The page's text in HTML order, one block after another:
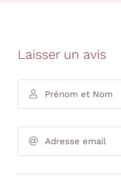
Laisser un avis
 Prénom et Nom
 Adresse email